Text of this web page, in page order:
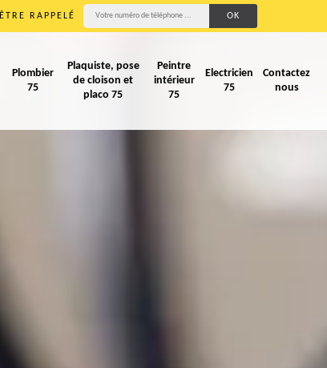
ÊTRE RAPPELÉ
Plombier
75
Plaquiste, pose
de cloison et
placo 75
Peintre
intérieur
75
Electricien
75
Contactez
nous